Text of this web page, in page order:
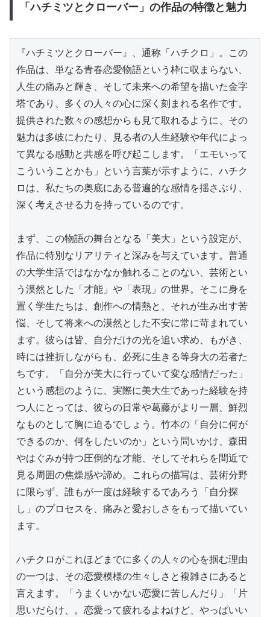
「ハチミツとクローバー」の作品の特徴と魅力
『ハチミツとクローバー』、通称「ハチクロ」。この
作品は、単なる青春恋愛物語という枠に収まらない、
人生の痛みと輝き、そして未来への希望を描いた金字
塔であり、多くの人々の心に深く刻まれる名作です。
提供された数々の感想からも見て取れるように、その
魅力は多岐にわたり、見る者の人生経験や年代によっ
て異なる感動と共感を呼び起こします。「エモいって
こういうことかも」という言葉が示すように、ハチク
ロは、私たちの奥底にある普遍的な感情を揺さぶり、
深く考えさせる力を持っているのです。
まず、この物語の舞台となる「美大」という設定が、
作品に特別なリアリティと深みを与えています。普通
の大学生活ではなかなか触れることのない、芸術とい
う漠然とした「才能」や「表現」の世界。そこに身を
置く学生たちは、創作への情熱と、それが生み出す苦
悩、そして将来への漠然とした不安に常に苛まれてい
ます。彼らは皆、自分だけの光を追い求め、もがき、
時には挫折しながらも、必死に生きる等身大の若者た
ちです。「自分が美大に行っていて変な感情だった」
という感想のように、実際に美大生であった経験を持
つ人にとっては、彼らの日常や葛藤がより一層、鮮烈
なものとして胸に迫るでしょう。竹本の「自分に何が
できるのか、何をしたいのか」という問いかけ、森田
やはぐみが持つ圧倒的な才能、そしてそれらを間近で
見る周囲の焦燥感や諦め。これらの描写は、芸術分野
に限らず、誰もが一度は経験するであろう「自分探
し」のプロセスを、痛みと愛おしさをもって描いてい
ます。
ハチクロがこれほどまでに多くの人々の心を掴む理由
の一つは、その恋愛模様の生々しさと複雑さにあると
言えます。「うまくいかない恋愛に苦しんだり」「片
思いだらけ、。恋愛って疲れるよねけど、やっぱいい